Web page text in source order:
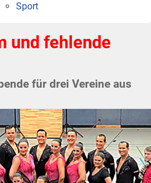
Sport
und fehlende
für drei Vereine aus